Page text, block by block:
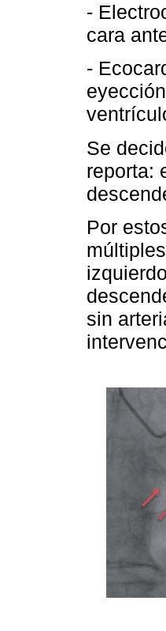
-
cara
-
Se
reporta:
Por
sin